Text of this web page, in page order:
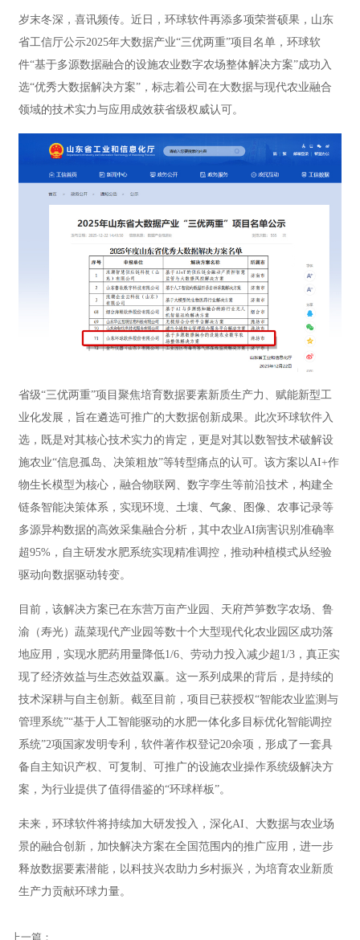
岁末冬深，喜讯频传。近日，环球软件再添多项荣誉硕果，山东
省工信厅公示2025年大数据产业“三优两重”项目名单，环球软
件“基于多源数据融合的设施农业数字农场整体解决方案”成功入
选“优秀大数据解决方案”，标志着公司在大数据与现代农业融合
领域的技术实力与应用成效获省级权威认可。
省级“三优两重”项目聚焦培育数据要素新质生产力、赋能新型工
业化发展，旨在遴选可推广的大数据创新成果。此次环球软件入
选，既是对其核心技术实力的肯定，更是对其以数智技术破解设
施农业“信息孤岛、决策粗放”等转型痛点的认可。该方案以AI+作
物生长模型为核心，融合物联网、数字孪生等前沿技术，构建全
链条智能决策体系，实现环境、土壤、气象、图像、农事记录等
多源异构数据的高效采集融合分析，其中农业AI病害识别准确率
超95%，自主研发水肥系统实现精准调控，推动种植模式从经验
驱动向数据驱动转变。
目前，该解决方案已在东营万亩产业园、天府芦笋数字农场、鲁
渝（寿光）蔬菜现代产业园等数十个大型现代化农业园区成功落
地应用，实现水肥药用量降低1/6、劳动力投入减少超1/3，真正实
现了经济效益与生态效益双赢。这一系列成果的背后，是持续的
技术深耕与自主创新。截至目前，项目已获授权“智能农业监测与
管理系统”“基于人工智能驱动的水肥一体化多目标优化智能调控
系统”2项国家发明专利，软件著作权登记20余项，形成了一套具
备自主知识产权、可复制、可推广的设施农业操作系统级解决方
案，为行业提供了值得借鉴的“环球样板”。
未来，环球软件将持续加大研发投入，深化AI、大数据与农业场
景的融合创新，加快解决方案在全国范围内的推广应用，进一步
释放数据要素潜能，以科技兴农助力乡村振兴，为培育农业新质
生产力贡献环球力量。
上一篇：